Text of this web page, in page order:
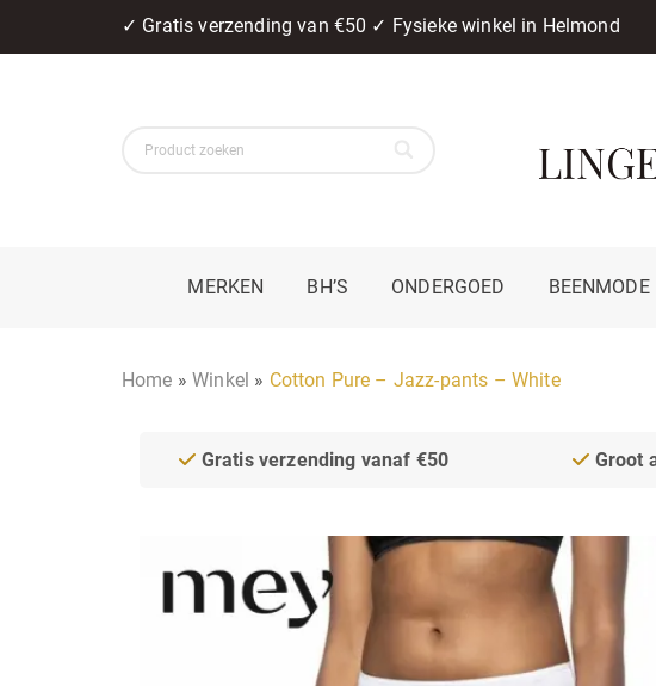
✓ Gratis verzending van €50 ✓ Fysieke winkel in Helmond
MERKEN BH’S ONDERGOED BEENMODE
Home »Winkel » Cotton Pure – Jazz-pants – White
Gratis verzending vanaf €50 Groot